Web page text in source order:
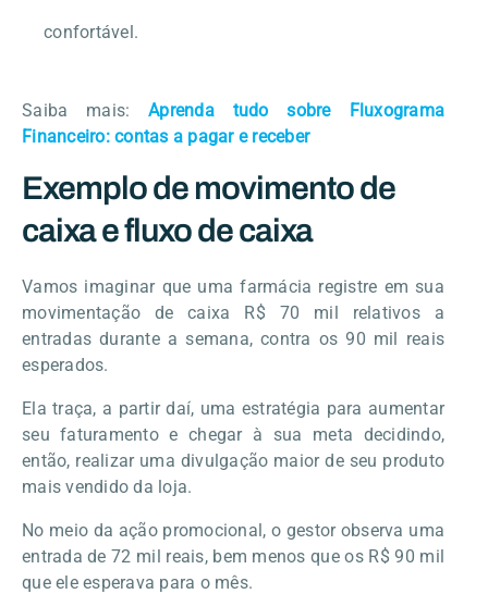
confortável.
Saiba mais:Aprenda tudo sobre Fluxograma
Financeiro: contas a pagar e receber
Exemplo de movimento de
caixa e fluxo de caixa
Vamos imaginar que uma farmácia registre em sua
movimentação de caixa R$ 70 mil relativos a
entradas durante a semana, contra os 90 mil reais
esperados.
Ela traça, a partir daí, uma estratégia para aumentar
seu faturamento e chegar à sua meta decidindo,
então, realizar uma divulgação maior de seu produto
mais vendido da loja.
No meio da ação promocional, o gestor observa uma
entrada de 72 mil reais, bem menos que os R$ 90 mil
que ele esperava para o mês.